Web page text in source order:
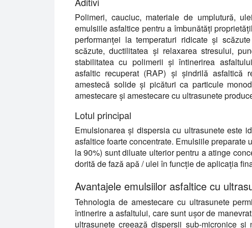
Polimeri, cauciuc, materiale de umplutură,
emulsiile asfaltice pentru a îmbunătăți
performanței la temperaturi ridicate și
scăzute, ductilitatea și relaxarea stresului,
stabilitatea cu polimerii și întinerirea
asfaltic recuperat (RAP) și șindrilă asfaltică
amestecă solide și picături ca particule
amestecare și amestecare cu ultrasunete
Lotul principal
Emulsionarea și dispersia cu ultrasunete este
asfaltice foarte concentrate. Emulsiile
la 90%) sunt diluate ulterior pentru a atinge
dorită de fază apă / ulei în funcție de aplicația
Avantajele emulsiilor asfaltice cu
Tehnologia de amestecare cu ultrasunete
întinerire a asfaltului, care sunt ușor de
ultrasunete creează dispersii sub-micronice